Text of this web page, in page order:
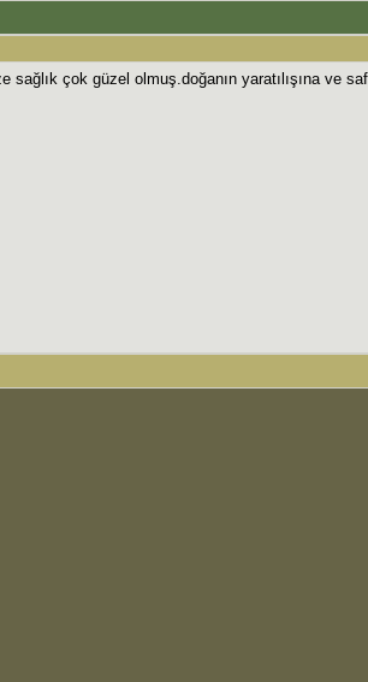
sağlık çok güzel olmuş.doğanın yaratılışına ve